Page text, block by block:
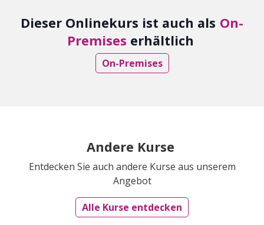
Dieser Onlinekurs ist auch als On-
Premises erhältlich
On-Premises
Andere Kurse
Entdecken Sie auch andere Kurse aus unserem
Angebot
Alle Kurse entdecken